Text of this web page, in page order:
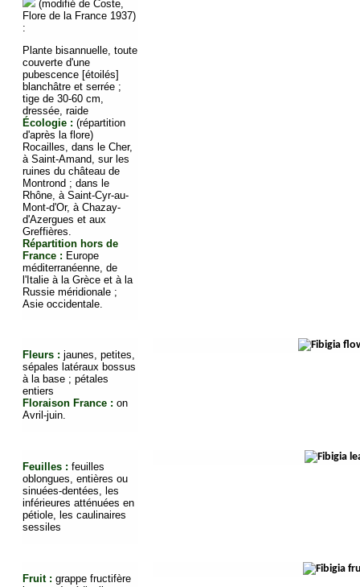
(modifié de Coste,
Flore de la France 1937)
:
Plante bisannuelle, toute
couverte d'une
pubescence [étoilés]
blanchâtre et serrée ;
tige de 30-60 cm,
dressée, raide
Écologie :(répartition
d'après la flore)
Rocailles, dans le Cher,
à Saint-Amand, sur les
ruines du château de
Montrond ; dans le
Rhône, à Saint-Cyr-au-
Mont-d'Or, à Chazay-
d'Azergues et aux
Greffières.
Répartition hors de
France : Europe
méditerranéenne, de
l'Italie à la Grèce et à la
Russie méridionale ;
Asie occidentale.
Fleurs :jaunes, petites,
sépales latéraux bossus
à la base ; pétales
entiers
Floraison France :on
Avril-juin.
Feuilles :feuilles
oblongues, entières ou
sinuées-dentées, les
inférieures atténuées en
pétiole, les caulinaires
sessiles
Fruit :grappe fructifère